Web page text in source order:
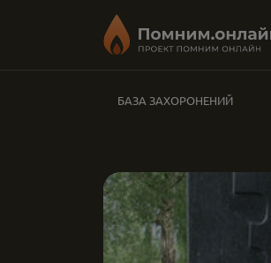
БАЗА ЗАХОРОНЕНИЙ